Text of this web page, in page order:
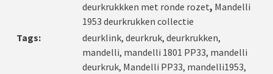
deurkrukkken met ronde rozet, Mandelli
1953 deurkrukken collectie
Tags:
deurklink, deurkruk, deurkrukken,
mandelli, mandelli 1801 PP33, mandelli
deurkruk, Mandelli PP33, mandelli1953,